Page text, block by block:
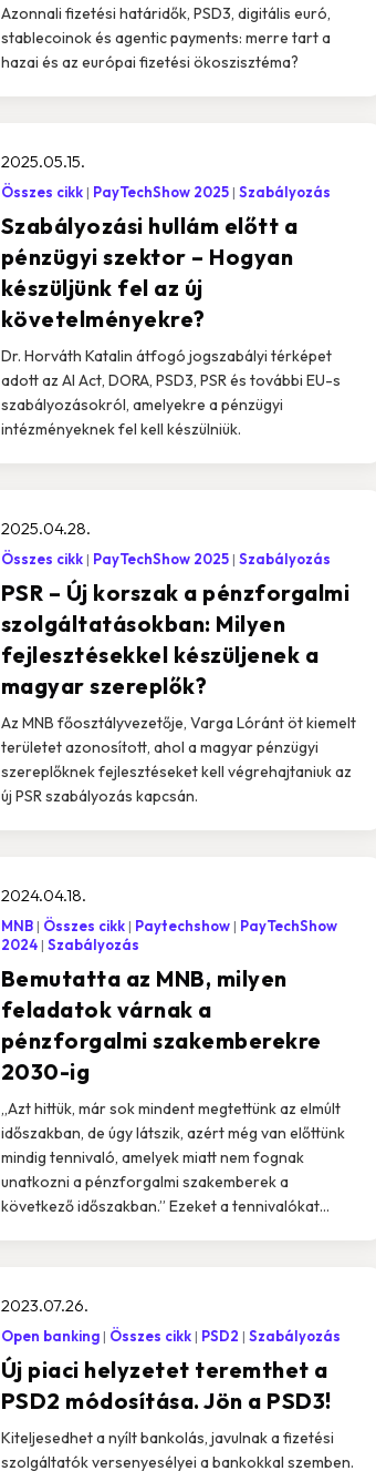
Azonnali fizetési határidők, PSD3, digitális euró,
stablecoinok és agentic payments: merre tart a
hazai és az európai fizetési ökoszisztéma?
Szabályozási hullám előtt a
pénzügyi szektor – Hogyan
készüljünk fel az új
követelményekre?
2025.05.15.
Összes cikk PayTechShow 2025 Szabályozás
Dr. Horváth Katalin átfogó jogszabályi térképet
adott az AI Act, DORA, PSD3, PSR és további EU-s
szabályozásokról, amelyekre a pénzügyi
intézményeknek fel kell készülniük.
PSR – Új korszak a pénzforgalmi
szolgáltatásokban: Milyen
fejlesztésekkel készüljenek a
magyar szereplők?
2025.04.28.
Összes cikk PayTechShow 2025 Szabályozás
Az MNB főosztályvezetője, Varga Lóránt öt kiemelt
területet azonosított, ahol a magyar pénzügyi
szereplőknek fejlesztéseket kell végrehajtaniuk az
új PSR szabályozás kapcsán.
Bemutatta az MNB, milyen
feladatok várnak a
pénzforgalmi szakemberekre
2030-ig
2024.04.18.
MNB Összes cikk Paytechshow
PayTechShow
2024 Szabályozás
„Azt hittük, már sok mindent megtettünk az elmúlt
időszakban, de úgy látszik, azért még van előttünk
mindig tennivaló, amelyek miatt nem fognak
unatkozni a pénzforgalmi szakemberek a
következő időszakban.” Ezeket a tennivalókat...
Új piaci helyzetet teremthet a
PSD2 módosítása. Jön a PSD3!
2023.07.26.
Open banking Összes cikk PSD2 Szabályozás
Kiteljesedhet a nyílt bankolás, javulnak a fizetési
szolgáltatók versenyesélyei a bankokkal szemben.